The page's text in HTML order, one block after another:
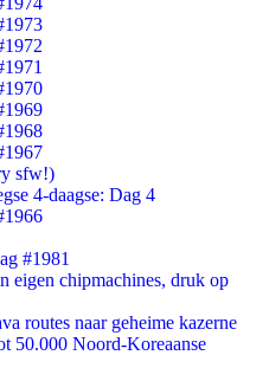
sfw!)
4-daagse: Dag 4
#1981
eigen chipmachines, druk op
routes naar geheime kazerne
50.000 Noord-Koreaanse